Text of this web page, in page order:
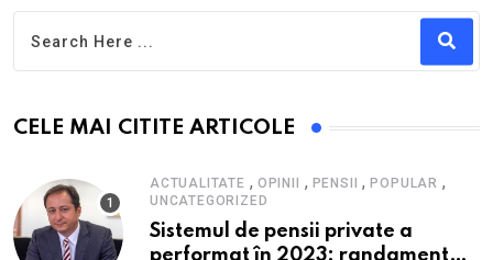
CELE MAI CITITE ARTICOLE
ACTUALITATE , OPINII , PENSII ,POPULAR ,
UNCATEGORIZED
Sistemul de pensii private a
performat în 2023: randament